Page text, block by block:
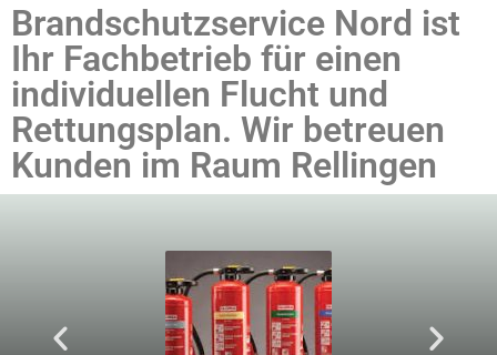
Brandschutzservice Nord ist
Ihr Fachbetrieb für einen
individuellen Flucht und
Rettungsplan. Wir betreuen
Kunden im Raum Rellingen